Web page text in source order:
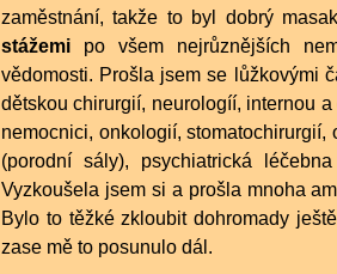
zaměstnání, takže to byl dobrý
stážemi po všem nejrůznějších
vědomosti. Prošla jsem se lůžkovými
dětskou chirurgií, neurologíí, internou
nemocnici, onkologií,
(porodní sály), psychiatrická
Vyzkoušela jsem si a prošla mnoha
Bylo to těžké zkloubit dohromady
zase mě to posunulo dál.